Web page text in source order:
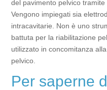
del pavimento pelvico
Vengono impiegati sia
intracavitarie. Non è uno
battuta per la riabilitazione
utilizzato in concomitanza
pelvico.
Per saperne